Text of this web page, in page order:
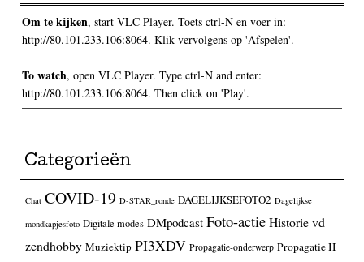
Om te kijken, start VLC Player. Toets ctrl-N en voer in:
http://80.101.233.106:8064. Klik vervolgens op 'Afspelen'.
To watch, open VLC Player. Type ctrl-N and enter:
http://80.101.233.106:8064. Then click on 'Play'.
Categorieën
Chat COVID-19 D-STAR_ronde DAGELIJKSEFOTO2 Dagelijkse
mondkapjesfoto Digitale modes DMpodcast Foto-actieHistorie vd
zendhobby Muziektip PI3XDV Propagatie-onderwerp Propagatie II